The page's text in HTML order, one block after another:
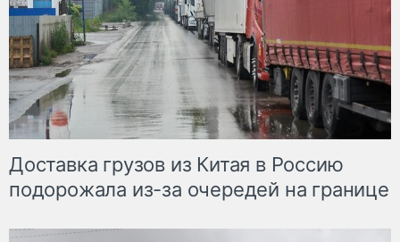
Доставка грузов из Китая в Россию
подорожала из-за очередей на границе